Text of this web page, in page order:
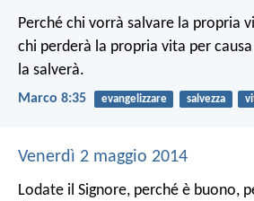
Perché chi vorrà salvare la propria
chi perderà la propria vita per
la salverà.
Marco 8:35 evangelizzare salvezza
Venerdì 2 maggio 2014
Lodate il Signore, perché è buono,